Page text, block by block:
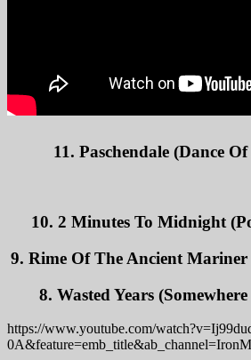
11. Paschendale (Dance
10. 2 Minutes To Midnight
9. Rime Of The Ancient Mariner
8. Wasted Years
https://www.youtube.com/